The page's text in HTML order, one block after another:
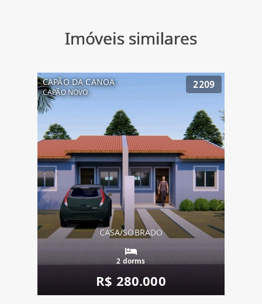
Imóveis similares
CAPÃO DA CANOA
CAPÃO NOVO
2209
CASA/SOBRADO
2 dorms
R$ 280.000